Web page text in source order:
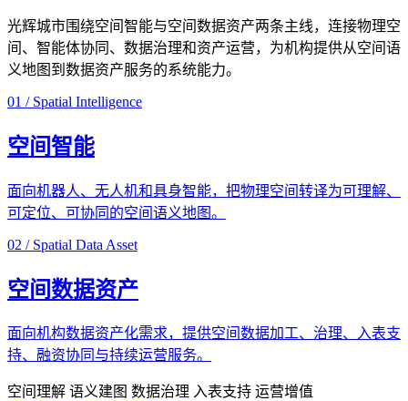
光辉城市围绕空间智能与空间数据资产两条主线，连接物理空
间、智能体协同、数据治理和资产运营，为机构提供从空间语
义地图到数据资产服务的系统能力。
01 / Spatial Intelligence
空间智能
面向机器人、无人机和具身智能，把物理空间转译为可理解、
可定位、可协同的空间语义地图。
02 / Spatial Data Asset
空间数据资产
面向机构数据资产化需求，提供空间数据加工、治理、入表支
持、融资协同与持续运营服务。
空间理解 语义建图 数据治理 入表支持 运营增值